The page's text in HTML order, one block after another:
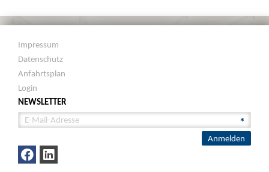
Impressum
Datenschutz
Anfahrtsplan
Login
NEWSLETTER